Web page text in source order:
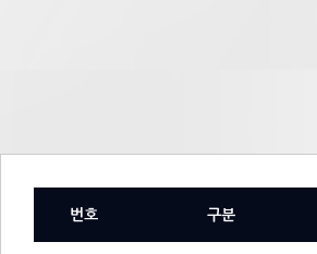
번호 구분